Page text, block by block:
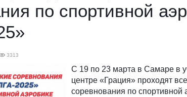
по спортивной
3313
С 19 по 23 марта в Самаре в
центре «Грация» проходят
соревнования по спортивной